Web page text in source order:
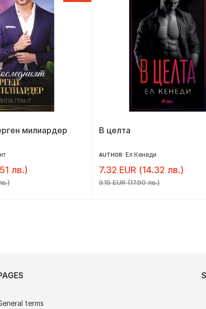
милиардер
лв.)
В целта
AUTHOR: Ел Кенеди
7.32 EUR (14.32 лв.)
9.15 EUR (17.90 лв.)
terms